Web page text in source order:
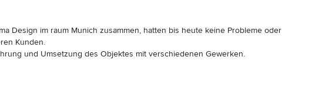
5 von 5 Sternen
Design im raum Munich zusammen, hatten bis heute keine Probleme oder
Kunden.
und Umsetzung des Objektes mit verschiedenen Gewerken.